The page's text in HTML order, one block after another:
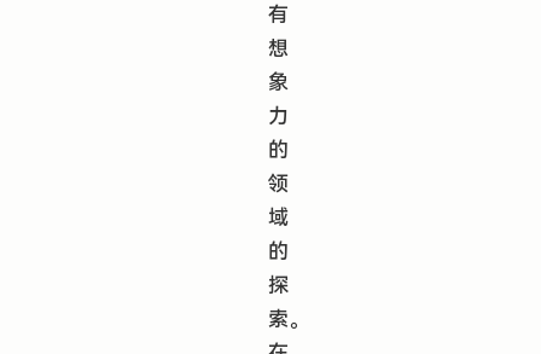
有
想
象
力
的
领
域
的
探
索。